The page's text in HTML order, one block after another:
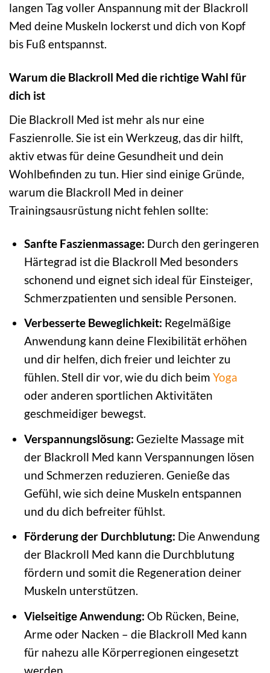
langen Tag voller Anspannung mit der Blackroll
Med deine Muskeln lockerst und dich von Kopf
bis Fuß entspannst.
Warum die Blackroll Med die richtige Wahl für
dich ist
Die Blackroll Med ist mehr als nur eine
Faszienrolle. Sie ist ein Werkzeug, das dir hilft,
aktiv etwas für deine Gesundheit und dein
Wohlbefinden zu tun. Hier sind einige Gründe,
warum die Blackroll Med in deiner
Trainingsausrüstung nicht fehlen sollte:
Sanfte Faszienmassage: Durch den geringeren
Härtegrad ist die Blackroll Med besonders
schonend und eignet sich ideal für Einsteiger,
Schmerzpatienten und sensible Personen.
Verbesserte Beweglichkeit: Regelmäßige
Anwendung kann deine Flexibilität erhöhen
und dir helfen, dich freier und leichter zu
fühlen. Stell dir vor, wie du dich beim Yoga
oder anderen sportlichen Aktivitäten
geschmeidiger bewegst.
Verspannungslösung: Gezielte Massage mit
der Blackroll Med kann Verspannungen lösen
und Schmerzen reduzieren. Genieße das
Gefühl, wie sich deine Muskeln entspannen
und du dich befreiter fühlst.
Förderung der Durchblutung: Die Anwendung
der Blackroll Med kann die Durchblutung
fördern und somit die Regeneration deiner
Muskeln unterstützen.
Vielseitige Anwendung: Ob Rücken, Beine,
Arme oder Nacken – die Blackroll Med kann
für nahezu alle Körperregionen eingesetzt
werden.